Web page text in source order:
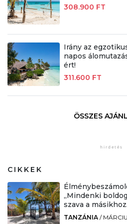
308.900 FT
Irány az
napos
ért!
311.600 FT
ÖSSZES
CIKKEK
„Mindenki
szava a
TANZÁNIA /